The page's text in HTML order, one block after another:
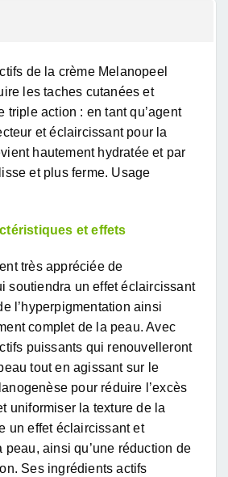
de la crème Melanopeel
les taches cutanées et
triple action : en tant qu’agent
et éclaircissant pour la
hautement hydratée et par
et plus ferme. Usage
et effets
très appréciée de
soutiendra un effet éclaircissant
l’hyperpigmentation ainsi
complet de la peau. Avec
puissants qui renouvelleront
tout en agissant sur le
pour réduire l’excès
uniformiser la texture de la
un effet éclaircissant et
peau, ainsi qu’une réduction de
Ses ingrédients actifs